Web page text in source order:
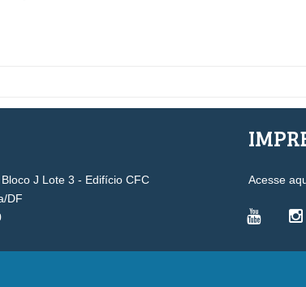
J Lote 3 - Edifício CFC
DF
Acesse